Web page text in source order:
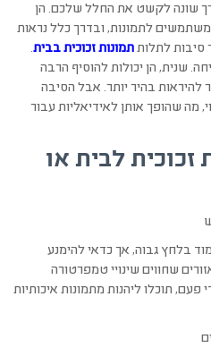
דרך שונה לקשט את החלל שלכם. הן
לתמונות, ובדרך כלל נראות
סיבות לתלותתמונות זכוכית בבית.
שנית, הן יכולות להוסיף הרבה
להיראות בהיר יותר. אבל הסיבה
מה שהופך אותן לאידיאליות עבור
זכוכית לבית או
בלחץ גבוה, אך כדאי להימנע
שחווים שינויי טמפרטורה
פעם, תוכלו ליהנות מתמונות איכותיות